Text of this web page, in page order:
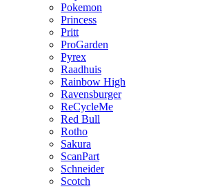
Pokemon
Princess
Pritt
ProGarden
Pyrex
Raadhuis
Rainbow High
Ravensburger
ReCycleMe
Red Bull
Rotho
Sakura
ScanPart
Schneider
Scotch